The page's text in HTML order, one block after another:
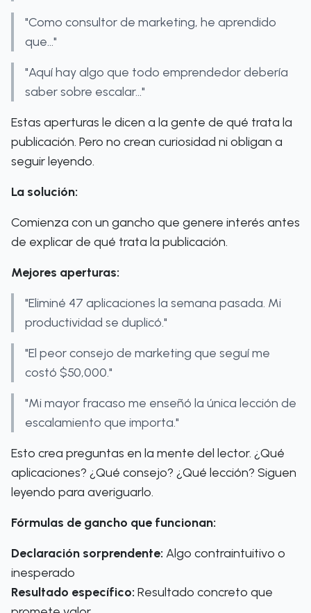
"Como consultor de marketing, he aprendido
que..."
"Aquí hay algo que todo emprendedor debería
saber sobre escalar..."
Estas aperturas le dicen a la gente de qué trata la
publicación. Pero no crean curiosidad ni obligan a
seguir leyendo.
La solución:
Comienza con un gancho que genere interés antes
de explicar de qué trata la publicación.
Mejores aperturas:
"Eliminé 47 aplicaciones la semana pasada. Mi
productividad se duplicó."
"El peor consejo de marketing que seguí me
costó $50,000."
"Mi mayor fracaso me enseñó la única lección de
escalamiento que importa."
Esto crea preguntas en la mente del lector. ¿Qué
aplicaciones? ¿Qué consejo? ¿Qué lección? Siguen
leyendo para averiguarlo.
Fórmulas de gancho que funcionan:
Declaración sorprendente: Algo contraintuitivo o
inesperado
Resultado específico: Resultado concreto que